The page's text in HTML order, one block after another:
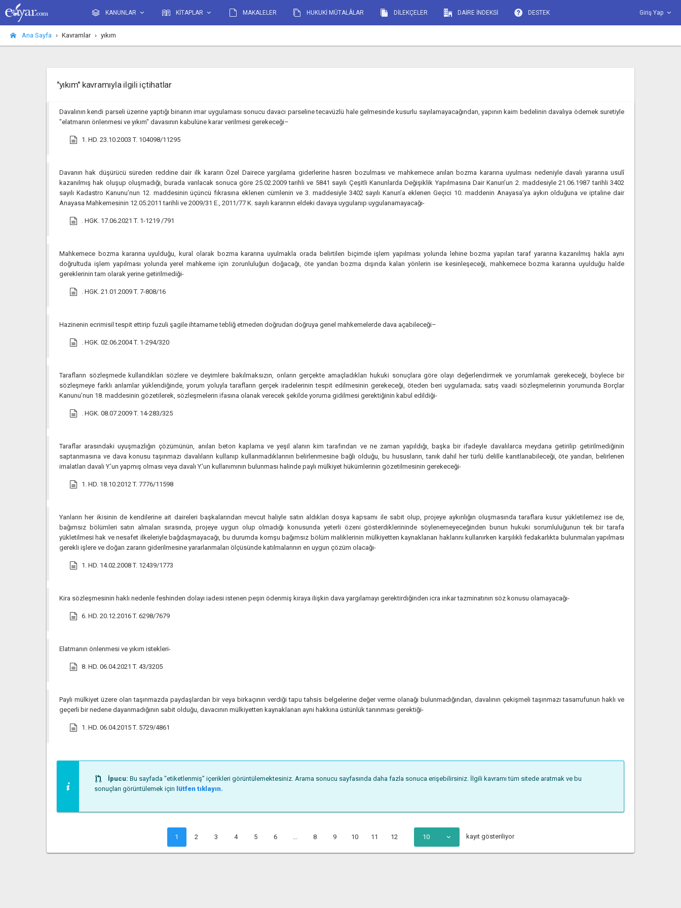
KANUNLAR KİTAPLAR MAKALELER HUKUKİ MÜTALÂLAR DİLEKÇELER DAİRE İNDEKSİ DESTEK Giriş Yap
Ana Sayfa Kavramlar yıkım
"yıkım" kavramıyla ilgili içtihatlar
Davalının kendi parseli üzerine yaptığı binanın imar uygulaması sonucu davacı parseline tecavüzlü hale gelmesinde kusurlu sayılamayacağından, yapının kaim bedelinin davalıya ödemek suretiyle
"elatmanın önlenmesi ve yıkım" davasının kabulüne karar verilmesi gerekeceği–
1. HD. 23.10.2003 T. 104098/11295
Davanın hak düşürücü süreden reddine dair ilk kararın Özel Dairece yargılama giderlerine hasren bozulması ve mahkemece anılan bozma kararına uyulması nedeniyle davalı yararına usulî
kazanılmış hak oluşup oluşmadığı, burada varılacak sonuca göre 25.02.2009 tarihli ve 5841 sayılı Çeşitli Kanunlarda Değişiklik Yapılmasına Dair Kanun’un 2. maddesiyle 21.06.1987 tarihli 3402
sayılı Kadastro Kanunu’nun 12. maddesinin üçüncü fıkrasına eklenen cümlenin ve 3. maddesiyle 3402 sayılı Kanun’a eklenen Geçici 10. maddenin Anayasa’ya aykırı olduğuna ve iptaline dair
Anayasa Mahkemesinin 12.05.2011 tarihli ve 2009/31 E., 2011/77 K. sayılı kararının eldeki davaya uygulanıp uygulanamayacağı-
. HGK. 17.06.2021 T. 1-1219 /791
Mahkemece bozma kararına uyulduğu, kural olarak bozma kararına uyulmakla orada belirtilen biçimde işlem yapılması yolunda lehine bozma yapılan taraf yararına kazanılmış hakla aynı
doğrultuda işlem yapılması yolunda yerel mahkeme için zorunluluğun doğacağı, öte yandan bozma dışında kalan yönlerin ise kesinleşeceği, mahkemece bozma kararına uyulduğu halde
gereklerinin tam olarak yerine getirilmediği-
. HGK. 21.01.2009 T. 7-808/16
Hazinenin ecrimisil tespit ettirip fuzuli şagile ihtarname tebliğ etmeden doğrudan doğruya genel mahkemelerde dava açabileceği–
. HGK. 02.06.2004 T. 1-294/320
Tarafların sözleşmede kullandıkları sözlere ve deyimlere bakılmaksızın, onların gerçekte amaçladıkları hukuki sonuçlara göre olayı değerlendirmek ve yorumlamak gerekeceği, böylece bir
sözleşmeye farklı anlamlar yüklendiğinde, yorum yoluyla tarafların gerçek iradelerinin tespit edilmesinin gerekeceği, öteden beri uygulamada; satış vaadi sözleşmelerinin yorumunda Borçlar
Kanunu’nun 18. maddesinin gözetilerek, sözleşmelerin ifasına olanak verecek şekilde yoruma gidilmesi gerektiğinin kabul edildiği-
. HGK. 08.07.2009 T. 14-283/325
Taraflar arasındaki uyuşmazlığın çözümünün, anılan beton kaplama ve yeşil alanın kim tarafından ve ne zaman yapıldığı, başka bir ifadeyle davalılarca meydana getirilip getirilmediğinin
saptanmasına ve dava konusu taşınmazı davalıların kullanıp kullanmadıklarının belirlenmesine bağlı olduğu, bu hususların, tanık dahil her türlü delille kanıtlanabileceği, öte yandan, belirlenen
imalatları davalı Y.’un yapmış olması veya davalı Y.’un kullanımının bulunması halinde paylı mülkiyet hükümlerinin gözetilmesinin gerekeceği-
1. HD. 18.10.2012 T. 7776/11598
Yanların her ikisinin de kendilerine ait daireleri başkalarından mevcut haliyle satın aldıkları dosya kapsamı ile sabit olup, projeye ay­kırılığın oluşmasında taraflara kusur yükletilemez ise de,
bağımsız bölümleri satın almaları sırasında, projeye uygun olup olmadığı ko­nusunda yeterli özeni gösterdiklerininde söylenemeyeceğinden bunun hukuki sorumluluğunun tek bir tarafa
yükletilmesi hak ve nesafet ilkeleriyle bağdaşmayacağı, bu durumda komşu bağımsız bölüm maliklerinin mülkiyetten kaynaklanan haklarını kullanırken karşılıklı fedakarlıkta bulunmaları yapılması
gerekli işlere ve doğan zararın giderilmesine yararlanmaları ölçüsünde katılmalarının en uygun çözüm olacağı-
1. HD. 14.02.2008 T. 12439/1773
Kira sözleşmesinin haklı nedenle feshinden dolayı iadesi istenen peşin ödenmiş kiraya ilişkin dava yargılamayı gerektirdiğinden icra inkar tazminatının söz konusu olamayacağı-
6. HD. 20.12.2016 T. 6298/7679
Elatmanın önlenmesi ve yıkım istekleri-
8. HD. 06.04.2021 T. 43/3205
Paylı mülkiyet üzere olan taşınmazda paydaşlardan bir veya birkaçının verdiği tapu tahsis belgelerine değer verme olanağı bulunmadığından, davalının çekişmeli taşınmazı tasarrufunun haklı ve
geçerli bir nedene dayanmadığının sabit olduğu, davacının mülkiyetten kaynaklanan ayni hakkına üstünlük tanınması gerektiği-
1. HD. 06.04.2015 T. 5729/4861
İpucu: Bu sayfada "etiketlenmiş" içerikleri görüntülemektesiniz. Arama sonucu sayfasında daha fazla sonuca erişebilirsiniz. İlgili kavramı tüm sitede aratmak ve bu
sonuçları görüntülemek için lütfen tıklayın.
1 2 3 4 5 6 ... 8 9 10 11 12 10 kayıt gösteriliyor